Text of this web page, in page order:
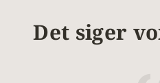
Det siger